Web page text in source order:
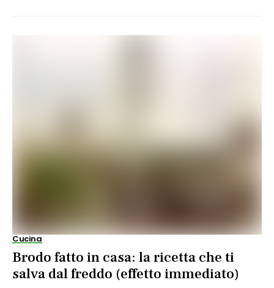
Cucina
Brodo fatto in casa: la ricetta che ti
salva dal freddo (effetto immediato)